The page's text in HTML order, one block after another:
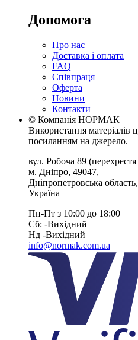
Допомога
Про нас
Доставка і оплата
FAQ
Співпраця
Оферта
Новини
Контакти
© Компанія НОРМАК
Використання матеріалів
посиланням на джерело.
вул. Робоча 89
м. Дніпро, 49047,
Дніпропетровська область,
Україна
Пн-Пт з 10:00 до 18:00
Сб: -Вихiдний
Нд -Вихiдний
info@normak.com.ua